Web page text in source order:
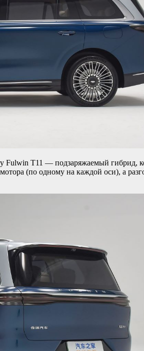
Fulwin T11 — подзаряжаемый
(по одному на каждой оси), а